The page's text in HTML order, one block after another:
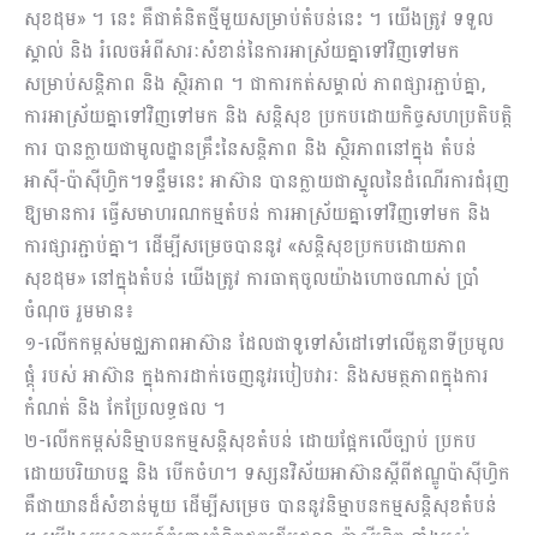
សុខដុម» ។ នេះ គឺជាគំនិតថ្មីមួយសម្រាប់តំបន់នេះ ។ យើងត្រូវ ទទួល
ស្គាល់ និង រំលេចអំពីសារៈសំខាន់នៃការអាស្រ័យគ្នាទៅវិញទៅមក
សម្រាប់សន្តិភាព និង ស្ថិរភាព ។ ជាការកត់សម្គាល់ ភាពផ្សារភ្ជាប់គ្នា,
ការអាស្រ័យគ្នាទៅវិញទៅមក និង សន្តិសុខ ប្រកបដោយកិច្ចសហប្រតិបត្តិ
ការ បានក្លាយជាមូលដ្ឋានគ្រឹះនៃសន្តិភាព និង ស្ថិរភាពនៅក្នុង តំបន់
អាស៊ី-ប៉ាស៊ីហ្វិក។ទន្ទឹមនេះ អាស៊ាន បានក្លាយជាស្នូលនៃដំណើរការជំរុញ
ឱ្យមានការ ធ្វើសមាហរណកម្មតំបន់ ការអាស្រ័យគ្នាទៅវិញទៅមក និង
ការផ្សារភ្ជាប់គ្នា។ ដើម្បីសម្រេចបាននូវ «សន្តិសុខប្រកបដោយភាព
សុខដុម» នៅក្នុងតំបន់ យើងត្រូវ ការធាតុចូលយ៉ាងហោចណាស់ ប្រាំ
ចំណុច រួមមាន៖
១-លើកកម្ពស់មជ្ឈភាពអាស៊ាន ដែលជាទូទៅសំដៅទៅលើតួនាទីប្រមូល
ផ្តុំ របស់ អាស៊ាន ក្នុងការដាក់ចេញនូវរបៀបវារៈ និងសមត្ថភាពក្នុងការ
កំណត់ និង កែប្រែលទ្ធផល ។
២-លើកកម្ពស់និម្មាបនកម្មសន្តិសុខតំបន់ ដោយផ្អែកលើច្បាប់ ប្រកប
ដោយបរិយាបន្ន និង បើកចំហ។ ទស្សនវិស័យអាស៊ានស្តីពីឥណ្ឌូប៉ាស៊ីហ្វិក
គឺជាយានដ៏សំខាន់មួយ ដើម្បីសម្រេច បាននូវនិម្មាបនកម្មសន្តិសុខតំបន់